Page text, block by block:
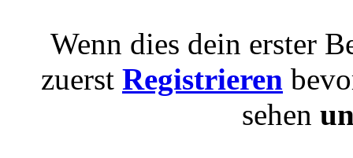
Wenn dies dein erster
zuerst Registrieren
sehen